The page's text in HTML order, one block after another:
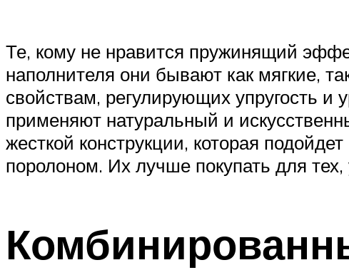
Те, кому не нравится пружинящий
наполнителя они бывают как мягкие,
свойствам, регулирующих упругость и
применяют натуральный и
жесткой конструкции, которая
поролоном. Их лучше покупать для